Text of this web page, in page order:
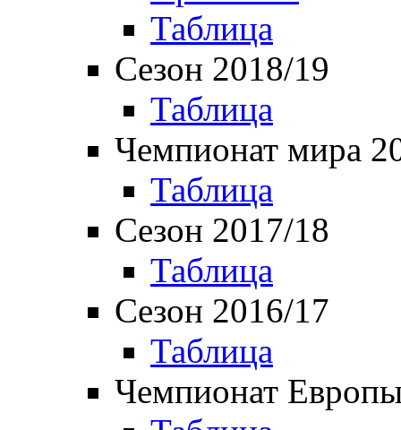
Таблица
Сезон 2018/19
Таблица
Чемпионат мира
Таблица
Сезон 2017/18
Таблица
Сезон 2016/17
Таблица
Чемпионат